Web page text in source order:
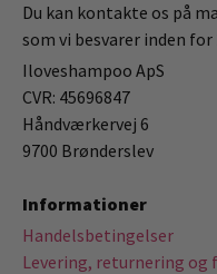
Du kan kontakte os på
som vi besvarer inden
Iloveshampoo ApS
CVR: 45696847
Håndværkervej 6
9700 Brønderslev
Informationer
Handelsbetingelser
Levering, returnering og